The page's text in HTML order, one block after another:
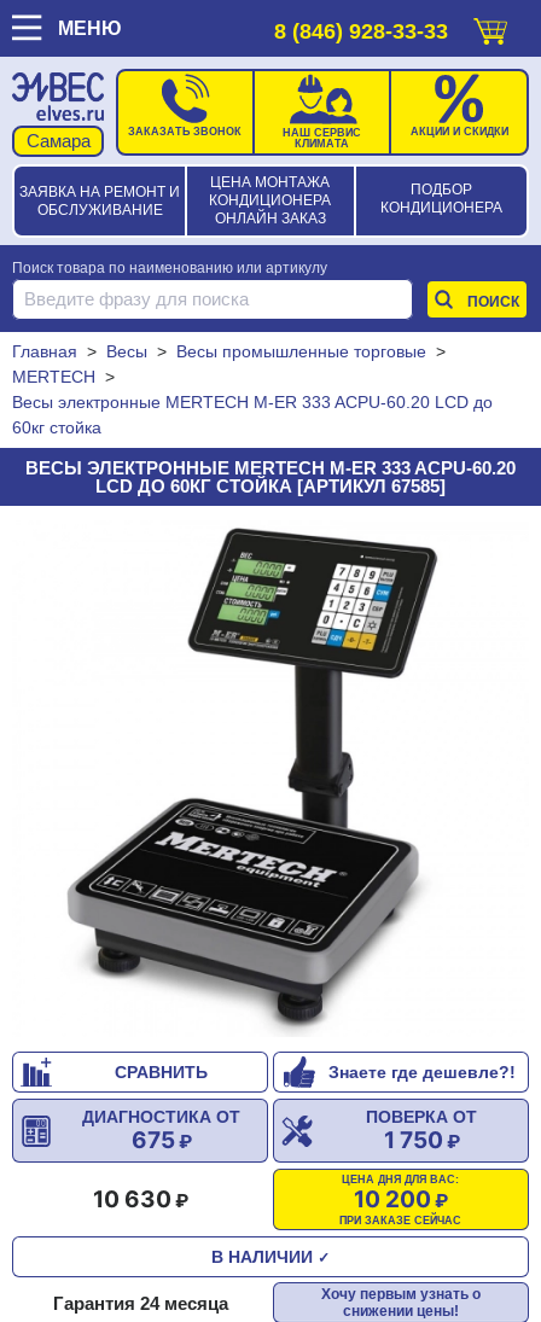
МЕНЮ 8 (846) 928-33-33
ЗАЯВКА НА РЕМОНТ И
ОБСЛУЖИВАНИЕ
ЦЕНА МОНТАЖА
КОНДИЦИОНЕРА
ОНЛАЙН ЗАКАЗ
ПОДБОР
КОНДИЦИОНЕРА
ЗАКАЗАТЬ ЗВОНОК
НАШ СЕРВИС
КЛИМАТА
АКЦИИ И СКИДКИ
Поиск товара по наименованию или артикулу
Главная > Весы > Весы промышленные торговые >
MERTECH >
Becы элeктpонные MERTECH M-ER 333 ACPU-60.20 LCD до
60кг стойка
BECЫ ЭЛEКТPОННЫЕ MERTECH M-ER 333 ACPU-60.20
LCD ДО 60КГ СТОЙКА [АРТИКУЛ 67585]
СРАВНИТЬ Знаете где дешевле?!
ПОВЕРКА ОТ
1 750
ДИАГНОСТИКА ОТ
675
ЦЕНА ДНЯ ДЛЯ ВАС:
10 200
ПРИ ЗАКАЗЕ СЕЙЧАС
10 630
В НАЛИЧИИ ✓
Гарантия 24 месяца
Хочу первым узнать о
снижении цены!